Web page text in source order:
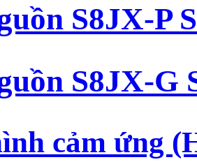
S8JX-P
S8JX-G
cảm ứng